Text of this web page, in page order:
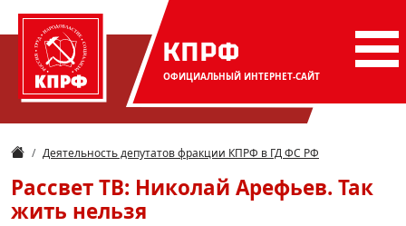
КПРФ
ОФИЦИАЛЬНЫЙ ИНТЕРНЕТ-САЙТ
Деятельность депутатов фракции КПРФ в ГД ФС РФ
Рассвет ТВ: Николай Арефьев. Так
жить нельзя